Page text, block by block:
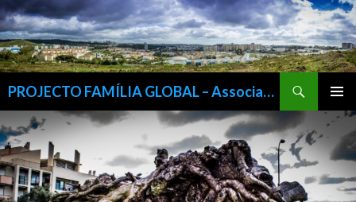
PROJECTO FAMÍLIA GLOBAL – Associação Para a Inserção Sócio-Cultural e Profissional da Família, IPSS
MENU
PARA
O
CONTEÚDO